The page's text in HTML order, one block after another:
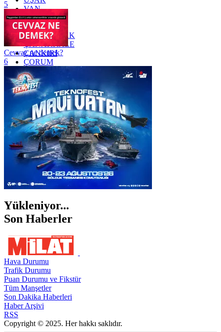
VAN
YALOVA
YOZGAT
ZONGULDAK
ÇANAKKALE
ÇANKIRI
ÇORUM
İSTANBUL
İZMİR
ŞANLIURFA
ŞIRNAK
5
Cevvaz ne demek?
6
Yükleniyor...
Son Haberler
Hava Durumu
Trafik Durumu
Puan Durumu ve Fikstür
Tüm Manşetler
Son Dakika Haberleri
Haber Arşivi
RSS
Copyright © 2025. Her hakkı saklıdır.